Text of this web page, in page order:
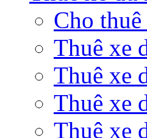
Cho
Thuê xe
Thuê xe
Thuê xe
Thuê xe